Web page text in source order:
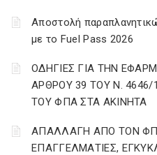
Αποστολή
με το Fuel Pass 2026
ΟΔΗΓΙΕΣ ΓΙΑ ΤΗΝ
ΑΡΘΡΟΥ 39 ΤΟΥ Ν.
ΤΟΥ ΦΠΑ ΣΤΑ ΑΚΙΝΗΤΑ
ΑΠΑΛΛΑΓΗ ΑΠΟ ΤΟΝ
ΕΠΑΓΓΕΛΜΑΤΙΕΣ,